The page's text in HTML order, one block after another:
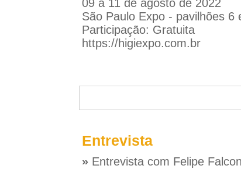
09 a 11 de agosto de 2022
São Paulo Expo - pavilhões 6
Participação: Gratuita
https://higiexpo.com.br
Entrevista
» Entrevista com Felipe